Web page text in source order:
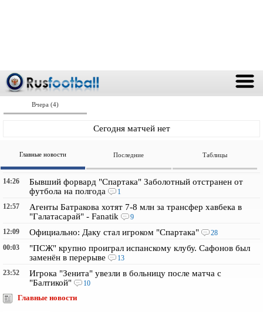
Вчера (4)
Сегодня матчей нет
Главные новости Последние Таблицы
14:26
Бывший форвард "Спартака" Заболотный отстранен от
футбола на полгода
1
12:57
Агенты Батракова хотят 7-8 млн за трансфер хавбека в
"Галатасарай" - Fanatik
9
12:09
Официально: Даку стал игроком "Спартака"
28
00:03
"ПСЖ" крупно проиграл испанскому клубу. Сафонов был
заменён в перерыве
13
23:52
Игрока "Зенита" увезли в больницу после матча с
"Балтикой"
10
Главные новости